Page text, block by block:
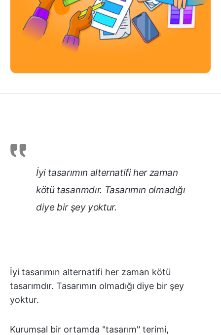
İyi tasarımın alternatifi her zaman
kötü tasarımdır. Tasarımın olmadığı
diye bir şey yoktur.
İyi tasarımın alternatifi her zaman kötü
tasarımdır. Tasarımın olmadığı diye bir şey
yoktur.
Kurumsal bir ortamda "tasarım" terimi,